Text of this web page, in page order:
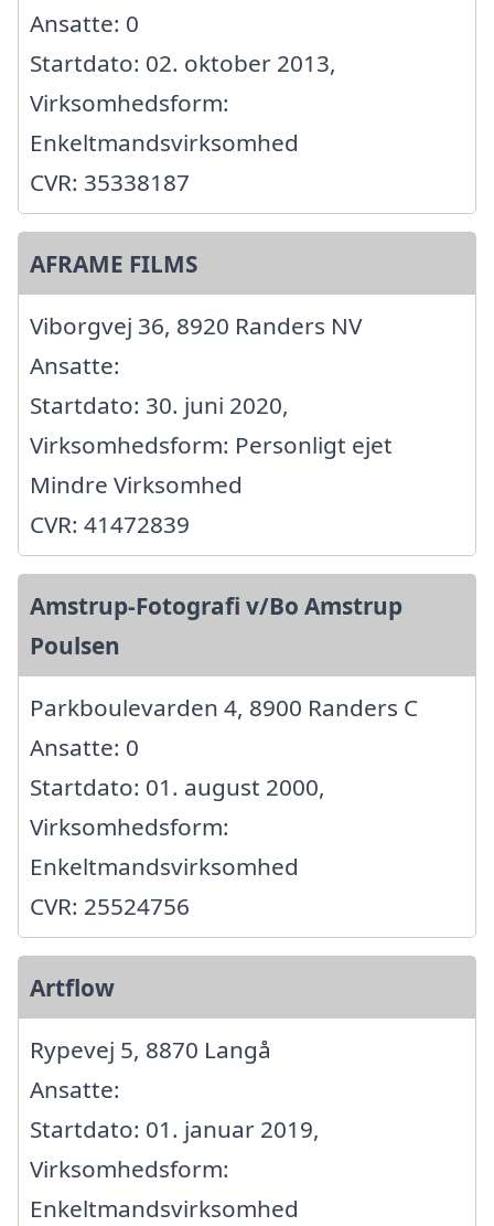
Ansatte: 0
Startdato: 02. oktober 2013,
Virksomhedsform:
Enkeltmandsvirksomhed
CVR: 35338187
AFRAME FILMS
Viborgvej 36, 8920 Randers NV
Ansatte:
Startdato: 30. juni 2020,
Virksomhedsform: Personligt ejet
Mindre Virksomhed
CVR: 41472839
Amstrup-Fotografi v/Bo Amstrup
Poulsen
Parkboulevarden 4, 8900 Randers C
Ansatte: 0
Startdato: 01. august 2000,
Virksomhedsform:
Enkeltmandsvirksomhed
CVR: 25524756
Artflow
Rypevej 5, 8870 Langå
Ansatte:
Startdato: 01. januar 2019,
Virksomhedsform:
Enkeltmandsvirksomhed